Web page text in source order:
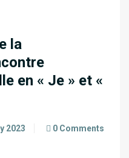
la
en « Je » et «
2023 0 Comments